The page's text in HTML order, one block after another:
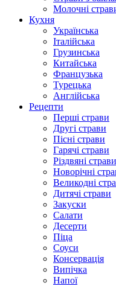
Молочні
Кухня
Українська
Італійська
Грузинська
Китайська
Французька
Турецька
Англійська
Рецепти
Перші страви
Другі страви
Пісні страви
Гарячі страви
Різдвяні страви
Новорічні
Великодні
Дитячі страви
Закуски
Салати
Десерти
Піца
Соуси
Консервація
Випічка
Напої